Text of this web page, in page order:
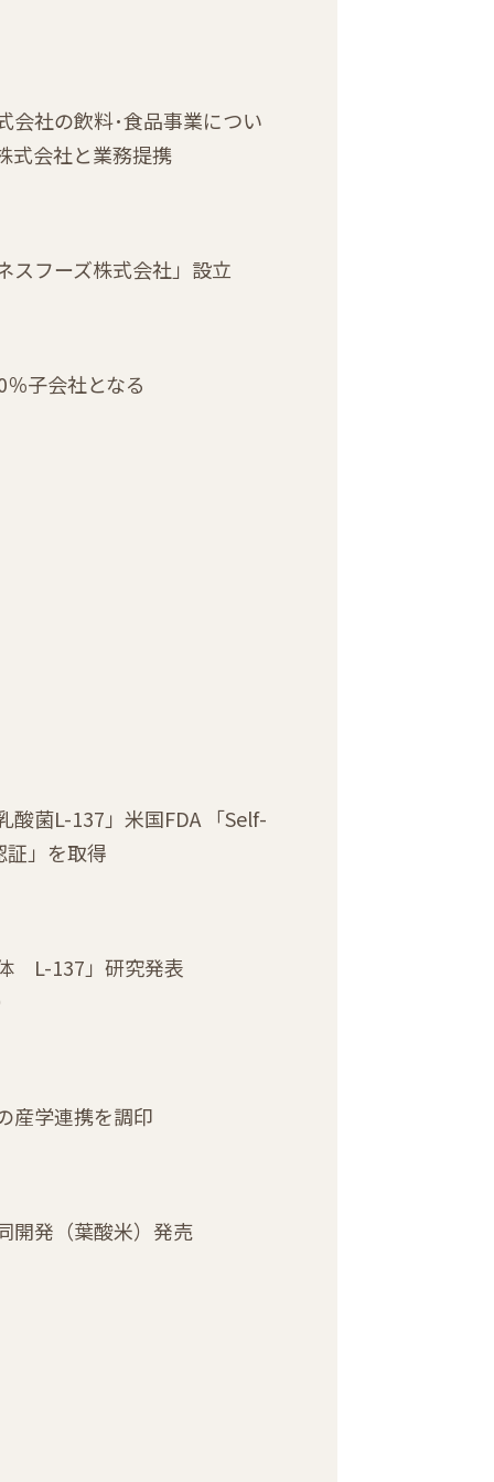
会社の飲料･食品事業につい
式会社と業務提携
スフーズ株式会社」設立
子会社となる
酸菌L-137」米国FDA 「Self-
証」を取得
L-137」研究発表
産学連携を調印
開発（葉酸米）発売